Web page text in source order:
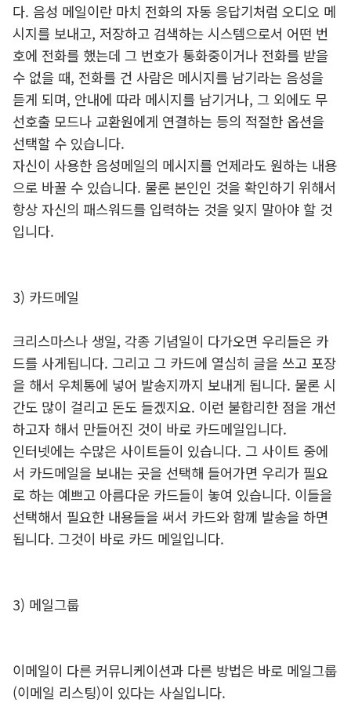
다. 음성 메일이란 마치 전화의 자동 응답기처럼 오디오 메
시지를 보내고, 저장하고 검색하는 시스템으로서 어떤 번
호에 전화를 했는데 그 번호가 통화중이거나 전화를 받을
수 없을 때, 전화를 건 사람은 메시지를 남기라는 음성을
듣게 되며, 안내에 따라 메시지를 남기거나, 그 외에도 무
선호출 모드나 교환원에게 연결하는 등의 적절한 옵션을
선택할 수 있습니다.
자신이 사용한 음성메일의 메시지를 언제라도 원하는 내용
으로 바꿀 수 있습니다. 물론 본인인 것을 확인하기 위해서
항상 자신의 패스워드를 입력하는 것을 잊지 말아야 할 것
입니다.
3) 카드메일
크리스마스나 생일, 각종 기념일이 다가오면 우리들은 카
드를 사게됩니다. 그리고 그 카드에 열심히 글을 쓰고 포장
을 해서 우체통에 넣어 발송지까지 보내게 됩니다. 물론 시
간도 많이 걸리고 돈도 들겠지요. 이런 불합리한 점을 개선
하고자 해서 만들어진 것이 바로 카드메일입니다.
인터넷에는 수많은 사이트들이 있습니다. 그 사이트 중에
서 카드메일을 보내는 곳을 선택해 들어가면 우리가 필요
로 하는 예쁘고 아름다운 카드들이 놓여 있습니다. 이들을
선택해서 필요한 내용들을 써서 카드와 함께 발송을 하면
됩니다. 그것이 바로 카드 메일입니다.
3) 메일그룹
이메일이 다른 커뮤니케이션과 다른 방법은 바로 메일그룹
(이메일 리스팅)이 있다는 사실입니다.